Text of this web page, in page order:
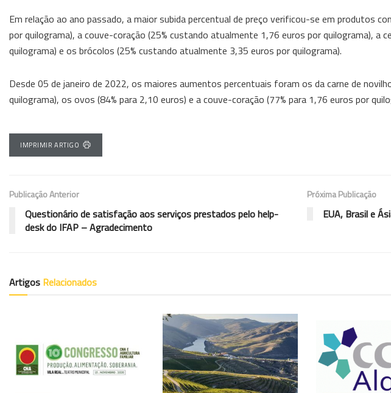
Em relação ao ano passado, a maior subida percentual de preço verificou-se em produtos
por quilograma), a couve-coração (25% custando atualmente 1,76 euros por quilograma), a
quilograma) e os brócolos (25% custando atualmente 3,35 euros por quilograma).
Desde 05 de janeiro de 2022, os maiores aumentos percentuais foram os da carne de
quilograma), os ovos (84% para 2,10 euros) e a couve-coração (77% para 1,76 euros por
IMPRIMIR ARTIGO
Publicação Anterior
Questionário de satisfação aos serviços prestados pelo help-
desk do IFAP – Agradecimento
Próxima Publicação
EUA, Brasil e
Artigos Relacionados